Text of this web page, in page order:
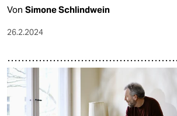
Von Simone Schlindwein
26.2.2024